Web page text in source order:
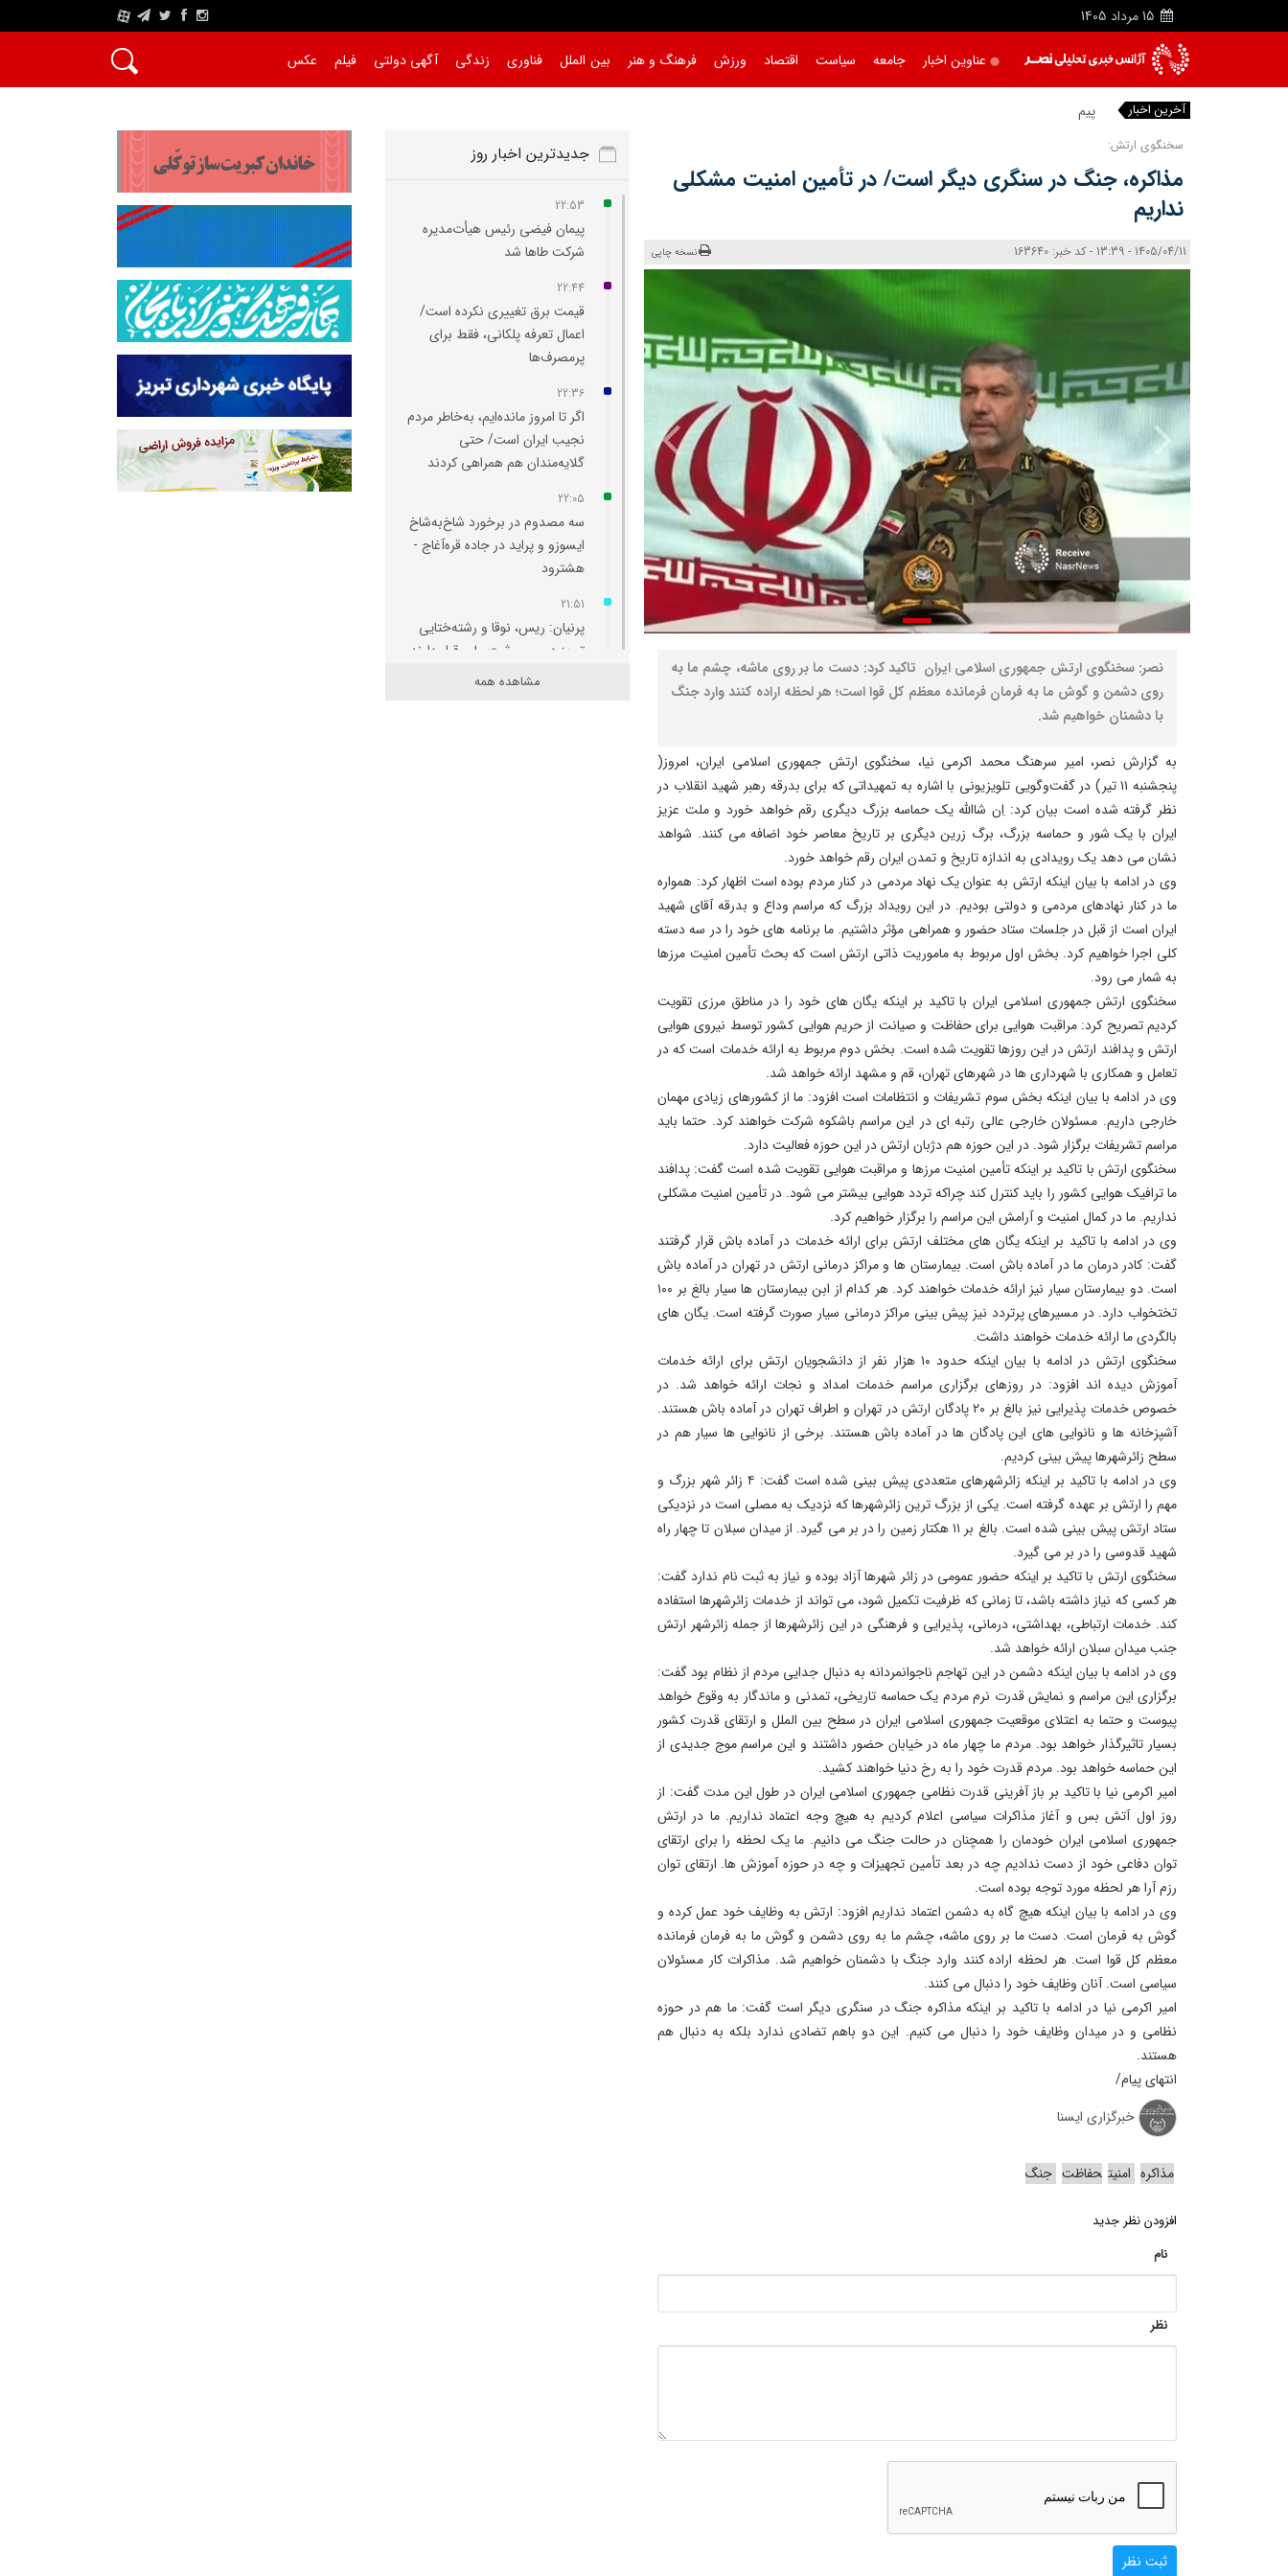
15 مرداد 1405
A
عناوین اخبار جامعه سیاست اقتصاد ورزش فرهنگ و هنر بین الملل فناوری زندگی آگهی دولتی فیلم عکس
آخرین اخبار پیمان فیضی
سخنگوی ارتش:
مذاکره، جنگ در سنگری دیگر است/ در تأمین امنیت مشکلی
نداریم
1405/04/11 - 13:39 - کد خبر: 163640 نسخه چاپی
نصر: سخنگوی ارتش جمهوری اسلامی ایران تاکید کرد: دست ما بر روی ماشه، چشم ما به
روی دشمن و گوش ما به فرمان فرمانده معظم کل قوا است؛ هر لحظه اراده کنند وارد جنگ
با دشمنان خواهیم شد.
به گزارش نصر، امیر سرهنگ محمد اکرمی نیا، سخنگوی ارتش جمهوری اسلامی ایران، امروز(
پنجشنبه ۱۱ تیر) در گفت‌وگویی تلویزیونی با اشاره به تمهیداتی که برای بدرقه رهبر شهید انقلاب در
نظر گرفته شده است بیان کرد: اِن شاالله یک حماسه بزرگ دیگری رقم خواهد خورد و ملت عزیز
ایران با یک شور و حماسه بزرگ، برگ زرین دیگری بر تاریخ معاصر خود اضافه می کنند. شواهد
نشان می دهد یک رویدادی به اندازه تاریخ و تمدن ایران رقم خواهد خورد.
وی در ادامه با بیان اینکه ارتش به عنوان یک نهاد مردمی در کنار مردم بوده است اظهار کرد: همواره
ما در کنار نهادهای مردمی و دولتی بودیم. در این رویداد بزرگ که مراسم وداع و بدرقه آقای شهید
ایران است از قبل در جلسات ستاد حضور و همراهی مؤثر داشتیم. ما برنامه های خود را در سه دسته
کلی اجرا خواهیم کرد. بخش اول مربوط به ماموریت ذاتی ارتش است که بحث تأمین امنیت مرزها
به شمار می رود.
سخنگوی ارتش جمهوری اسلامی ایران با تاکید بر اینکه یگان های خود را در مناطق مرزی تقویت
کردیم تصریح کرد: مراقبت هوایی برای حفاظت و صیانت از حریم هوایی کشور توسط نیروی هوایی
ارتش و پدافند ارتش در این روزها تقویت شده است. بخش دوم مربوط به ارائه خدمات است که در
تعامل و همکاری با شهرداری ها در شهرهای تهران، قم و مشهد ارائه خواهد شد.
وی در ادامه با بیان اینکه بخش سوم تشریفات و انتظامات است افزود: ما از کشورهای زیادی مهمان
خارجی داریم. مسئولان خارجی عالی رتبه ای در این مراسم باشکوه شرکت خواهند کرد. حتما باید
مراسم تشریفات برگزار شود. در این حوزه هم دژبان ارتش در این حوزه فعالیت دارد.
سخنگوی ارتش با تاکید بر اینکه تأمین امنیت مرزها و مراقبت هوایی تقویت شده است گفت: پدافند
ما ترافیک هوایی کشور را باید کنترل کند چراکه تردد هوایی بیشتر می شود. در تأمین امنیت مشکلی
نداریم. ما در کمال امنیت و آرامش این مراسم را برگزار خواهیم کرد.
وی در ادامه با تاکید بر اینکه یگان های مختلف ارتش برای ارائه خدمات در آماده باش قرار گرفتند
گفت: کادر درمان ما در آماده باش است. بیمارستان ها و مراکز درمانی ارتش در تهران در آماده باش
است. دو بیمارستان سیار نیز ارائه خدمات خواهند کرد. هر کدام از ابن بیمارستان ها سیار بالغ بر ۱۰۰
تختخواب دارد. در مسیرهای پرتردد نیز پیش بینی مراکز درمانی سیار صورت گرفته است. یگان های
بالگردی ما ارائه خدمات خواهند داشت.
سخنگوی ارتش در ادامه با بیان اینکه حدود ۱۰ هزار نفر از دانشجویان ارتش برای ارائه خدمات
آموزش دیده اند افزود: در روزهای برگزاری مراسم خدمات امداد و نجات ارائه خواهد شد. در
خصوص خدمات پذیرایی نیز بالغ بر ۲۰ پادگان ارتش در تهران و اطراف تهران در آماده باش هستند.
آشپزخانه ها و نانوایی های این پادگان ها در آماده باش هستند. برخی از نانوایی ها سیار هم در
سطح زائرشهرها پیش بینی کردیم.
وی در ادامه با تاکید بر اینکه زائرشهرهای متعددی پیش بینی شده است گفت: ۴ زائر شهر بزرگ و
مهم را ارتش بر عهده گرفته است. یکی از بزرگ ترین زائرشهرها که نزدیک به مصلی است در نزدیکی
ستاد ارتش پیش بینی شده است. بالغ بر ۱۱ هکتار زمین را در بر می گیرد. از میدان سبلان تا چهار راه
شهید قدوسی را در بر می گیرد.
سخنگوی ارتش با تاکید بر اینکه حضور عمومی در زائر شهرها آزاد بوده و نیاز به ثبت نام ندارد گفت:
هر کسی که نیاز داشته باشد، تا زمانی که ظرفیت تکمیل شود، می تواند از خدمات زائرشهرها استفاده
کند. خدمات ارتباطی، بهداشتی، درمانی، پذیرایی و فرهنگی در این زائرشهرها از جمله زائرشهر ارتش
جنب میدان سبلان ارائه خواهد شد.
وی در ادامه با بیان اینکه دشمن در این تهاجم ناجوانمردانه به دنبال جدایی مردم از نظام بود گفت:
برگزاری این مراسم و نمایش قدرت نرم مردم یک حماسه تاریخی، تمدنی و ماندگار به وقوع خواهد
پیوست و حتما به اعتلای موقعیت جمهوری اسلامی ایران در سطح بین الملل و ارتقای قدرت کشور
بسیار تاثیرگذار خواهد بود. مردم ما چهار ماه در خیابان حضور داشتند و این مراسم موج جدیدی از
این حماسه خواهد بود. مردم قدرت خود را به رخ دنیا خواهند کشید.
امیر اکرمی نیا با تاکید بر باز آفرینی قدرت نظامی جمهوری اسلامی ایران در طول این مدت گفت: از
روز اول آتش بس و آغاز مذاکرات سیاسی اعلام کردیم به هیچ وجه اعتماد نداریم. ما در ارتش
جمهوری اسلامی ایران خودمان را همچنان در حالت جنگ می دانیم. ما یک لحظه را برای ارتقای
توان دفاعی خود از دست ندادیم چه در بعد تأمین تجهیزات و چه در حوزه آموزش ها. ارتقای توان
رزم آرا هر لحظه مورد توجه بوده است.
وی در ادامه با بیان اینکه هیچ گاه به دشمن اعتماد نداریم افزود: ارتش به وظایف خود عمل کرده و
گوش به فرمان است. دست ما بر روی ماشه، چشم ما به روی دشمن و گوش ما به فرمان فرمانده
معظم کل قوا است. هر لحظه اراده کنند وارد جنگ با دشمنان خواهیم شد. مذاکرات کار مسئولان
سیاسی است. آنان وظایف خود را دنبال می کنند.
امیر اکرمی نیا در ادامه با تاکید بر اینکه مذاکره جنگ در سنگری دیگر است گفت: ما هم در حوزه
نظامی و در میدان وظایف خود را دنبال می کنیم. این دو باهم تضادی ندارد بلکه به دنبال هم
هستند.
انتهای پیام/
خبرگزاری ایسنا
مذاکره امنیت حفاظت جنگ
افزودن نظر جدید
نام
نظر
ثبت نظر
جدیدترین اخبار روز
22:53
پیمان فیضی رئیس هیأت‌مدیره
شرکت طاها شد
22:44
قیمت برق تغییری نکرده است/
اعمال تعرفه پلکانی، فقط برای
پرمصرف‌ها
22:36
اگر تا امروز مانده‌ایم، به‌خاطر مردم
نجیب ایران است/ حتی
گلایه‌مندان هم همراهی کردند
22:05
سه مصدوم در برخورد شاخ‌به‌شاخ
ایسوزو و پراید در جاده قره‌آغاج -
هشترود
21:51
پرنیان: ریس، نوقا و رشته‌ختایی
تبریز در مسیر ثبت ملی قرار دارند
مشاهده همه